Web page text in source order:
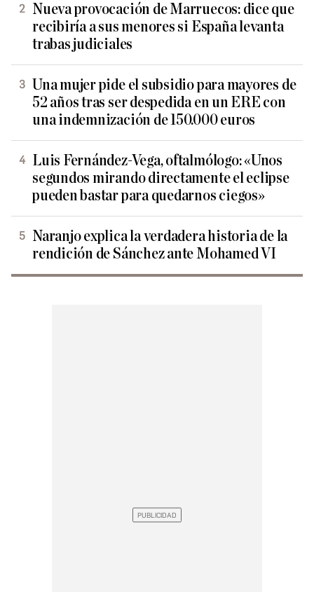
Nueva provocación de Marruecos: dice que
recibiría a sus menores si España levanta
trabas judiciales
Una mujer pide el subsidio para mayores de
52 años tras ser despedida en un ERE con
una indemnización de 150.000 euros
Luis Fernández-Vega, oftalmólogo: «Unos
segundos mirando directamente el eclipse
pueden bastar para quedarnos ciegos»
Naranjo explica la verdadera historia de la
rendición de Sánchez ante Mohamed VI